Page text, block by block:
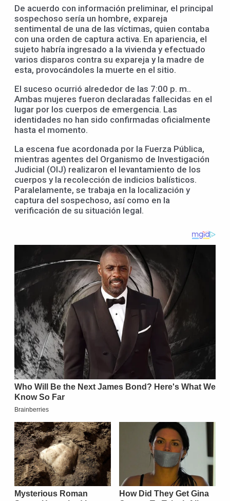
De acuerdo con información preliminar, el principal
sospechoso sería un hombre, expareja
sentimental de una de las víctimas, quien contaba
con una orden de captura activa. En apariencia, el
sujeto habría ingresado a la vivienda y efectuado
varios disparos contra su expareja y la madre de
esta, provocándoles la muerte en el sitio.
El suceso ocurrió alrededor de las 7:00 p. m..
Ambas mujeres fueron declaradas fallecidas en el
lugar por los cuerpos de emergencia. Las
identidades no han sido confirmadas oficialmente
hasta el momento.
La escena fue acordonada por la Fuerza Pública,
mientras agentes del Organismo de Investigación
Judicial (OIJ) realizaron el levantamiento de los
cuerpos y la recolección de indicios balísticos.
Paralelamente, se trabaja en la localización y
captura del sospechoso, así como en la
verificación de su situación legal.